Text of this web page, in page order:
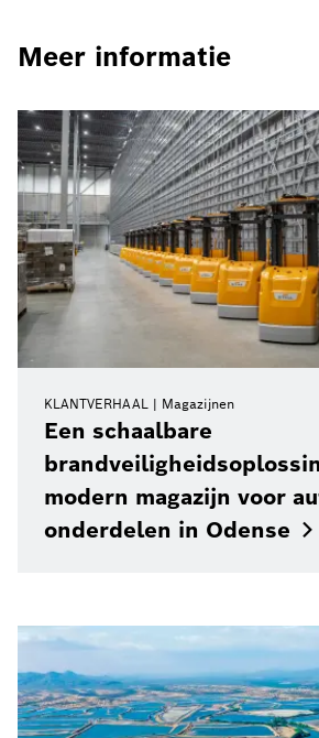
Meer informatie
KLANTVERHAAL Magazijnen
Een schaalbare
modern magazijn voor
onderdelen in Odense